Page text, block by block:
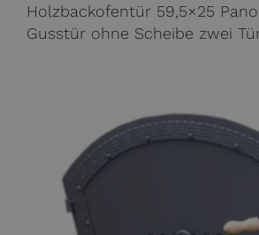
Holzbackofentür 59,5×25
Gusstür ohne Scheibe zwei